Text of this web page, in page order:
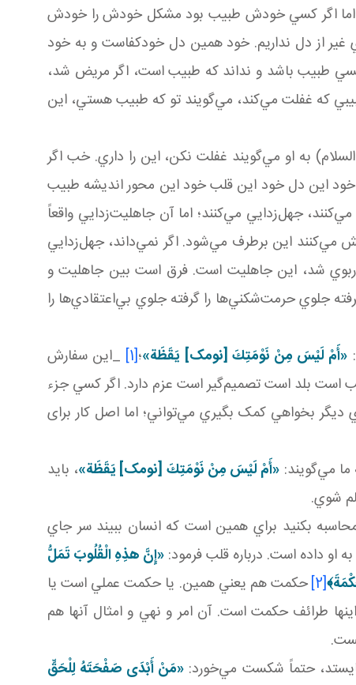
اما اگر کسي خودش طبيب بود مشکل خودش را خودش
از دل نداريم. خود همين دل خودکفاست و به خود
کسي طبيب باشد و نداند که طبيب است، اگر مريض شد،
که غفلت مي‌کند، مي‌گويند تو که طبيب هستي، اين
به او مي‌گويند غفلت نکن، اين را داري. خب اگر
اين دل خود اين قلب خود اين محور انديشه طبيب
جهل‌زدايي مي‌کنند؛ اما آن جاهليت‌زدايي واقعاً
مي‌کنند اين برطرف مي‌شود. اگر نمي‌داند، جهل‌زدايي
ربوي شد، اين جاهليت است. فرق است بين جاهليت و
جلوي حرمت‌شکني‌ها را گرفته جلوي بي‌اعتقادي‌ها را
«أَمْ لَيْسَ مِنْ نَوْمَتِكَ‏ [نومک] يَقَظَة»؛[1]
_اين سفارش
بلد است تصميم‌گير است عزم دارد. اگر کسي جزء
ديگر بخواهي کمک بگيري مي‌تواني؛ اما اصل کار برای
مي‌گويند: «أَمْ لَيْسَ مِنْ نَوْمَتِكَ‏ [نومک] يَقَظَة»، بايد
شوي.
بکنيد براي همين است که انسان ببيند سر جاي
داده است. درباره قلب فرمود: «إِنَّ هذِهِ الْقُلُوبَ تَمَلُّ
﴾[2]
حکمت هم يعني همين. يا حکمت عملي است يا
طرائف حکمت است. آن امر و نهي و امثال آنها هم
حتماً شکست مي‌خورد:«مَنْ أَبْدَى صَفْحَتَهُ لِلْحَقِّ